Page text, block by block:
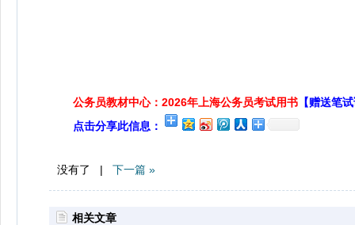
公务员教材中心：2026年上海公务员考试用书 【赠送笔
点击分享此信息：
没有了 | 下一篇 »
相关文章